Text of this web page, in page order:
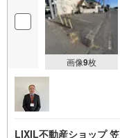
画像9枚
LIXIL不動産ショップ